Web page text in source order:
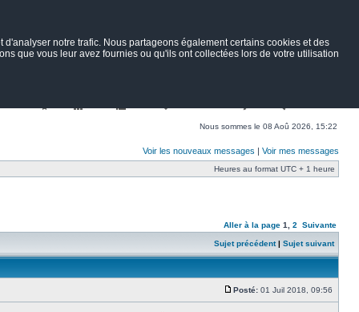
notre trafic. Nous partageons également certains cookies et des
que vous leur avez fournies ou qu'ils ont collectées lors de votre utilisation
Nous sommes le 08 Aoû 2026, 15:22
Voir les nouveaux messages | Voir mes messages
Heures au format UTC + 1 heure
Aller à la page 1 2 Suivante
Sujet précédent| Sujet suivant
Posté: 01 Juil 2018, 09:56